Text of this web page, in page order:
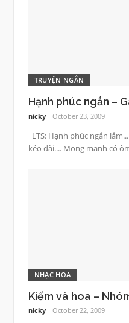
TRUYỆN NGẮN
Hạnh phúc ngắn –
nicky October 23, 2009
LTS: Hạnh phúc ngắn
kéo dài.... Mong manh có
NHẠC HOA
Kiếm và hoa –
nicky October 22, 2009